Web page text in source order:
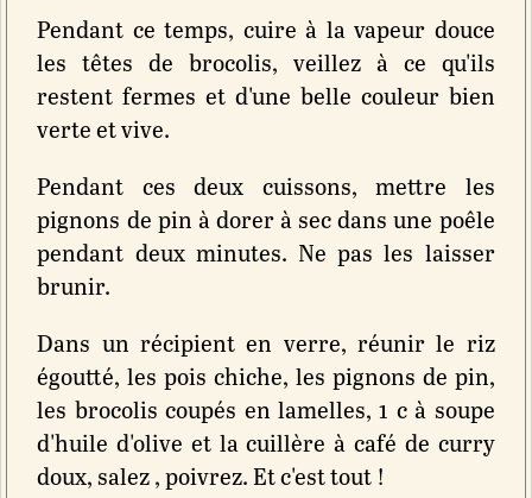
Pendant ce temps, cuire à la vapeur douce
les têtes de brocolis, veillez à ce qu'ils
restent fermes et d'une belle couleur bien
verte et vive.
Pendant ces deux cuissons, mettre les
pignons de pin à dorer à sec dans une poêle
pendant deux minutes. Ne pas les laisser
brunir.
Dans un récipient en verre, réunir le riz
égoutté, les pois chiche, les pignons de pin,
les brocolis coupés en lamelles, 1 c à soupe
d'huile d'olive et la cuillère à café de curry
doux, salez , poivrez. Et c'est tout !